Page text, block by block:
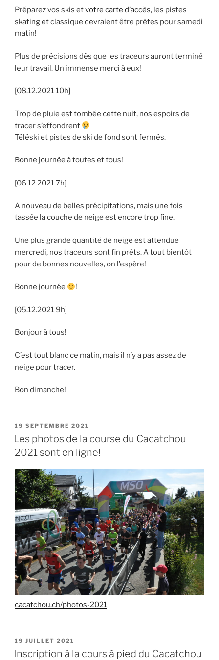
Préparez vos skis etvotre carte d’accès, les pistes
skating et classique devraient être prêtes pour samedi
matin!
Plus de précisions dès que les traceurs auront terminé
leur travail. Un immense merci à eux!
[08.12.2021 10h]
Trop de pluie est tombée cette nuit, nos espoirs de
tracer s’effondrent
Téléski et pistes de ski de fond sont fermés.
Bonne journée à toutes et tous!
[06.12.2021 7h]
A nouveau de belles précipitations, mais une fois
tassée la couche de neige est encore trop fine.
Une plus grande quantité de neige est attendue
mercredi, nos traceurs sont fin prêts. A tout bientôt
pour de bonnes nouvelles, on l’espère!
Bonne journée !
[05.12.2021 9h]
Bonjour à tous!
C’est tout blanc ce matin, mais il n’y a pas assez de
neige pour tracer.
Bon dimanche!
PUBLIÉ
LE
19 SEPTEMBRE 2021
Les photos de la course du Cacatchou
2021 sont en ligne!
cacatchou.ch/photos-2021
PUBLIÉ
LE
19 JUILLET 2021
Inscription à la cours à pied du Cacatchou